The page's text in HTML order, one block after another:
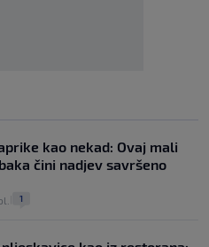
kao nekad: Ovaj mali
čini nadjev savršeno
1